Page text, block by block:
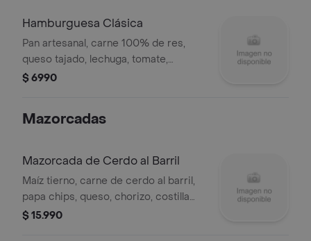
Hamburguesa Clásica
Pan artesanal, carne 100% de res,
queso tajado, lechuga, tomate,
cebolla, papa chips y salsas de la
$ 6990
Mazorcadas
Mazorcada de Cerdo al Barril
Maíz tierno, carne de cerdo al barril,
papa chips, queso, chorizo, costilla
ahumada, salchicha y salsa de la casa.
$ 15.990